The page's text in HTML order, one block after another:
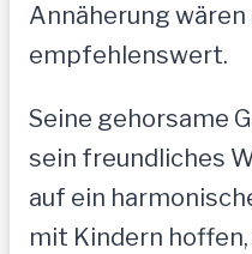
Annäherung wären
empfehlenswert.
Seine gehorsame
sein freundliches
auf ein
mit Kindern